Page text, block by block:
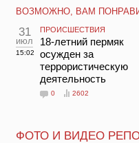
ВОЗМОЖНО, ВАМ
31
июл
15:02
ПРОИСШЕСТВИЯ
18-летний пермяк
осужден за
террористическую
деятельность
0 2602
ФОТО И ВИДЕО